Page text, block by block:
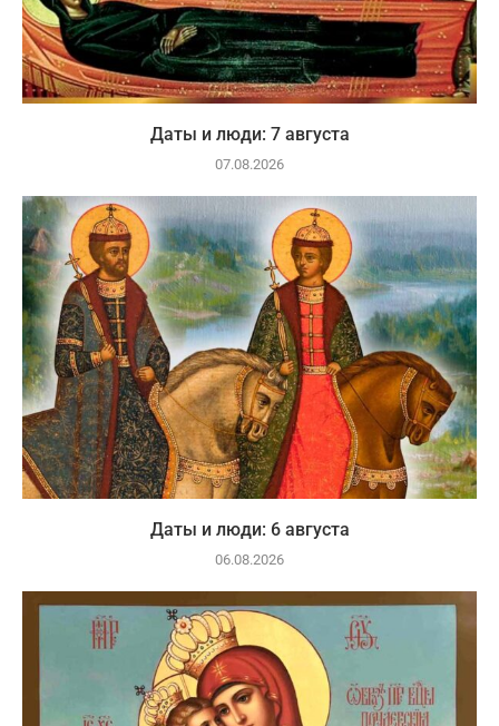
Даты и люди: 7 августа
07.08.2026
Даты и люди: 6 августа
06.08.2026